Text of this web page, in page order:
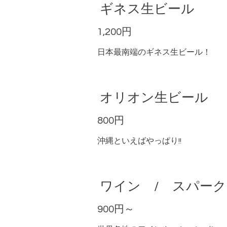
ギネス生ビール
1,200円
日本最南端のギネス生ビール！
オリオン生ビール
800円
沖縄といえばやっぱり!!
ワイン / スパーク
900円～